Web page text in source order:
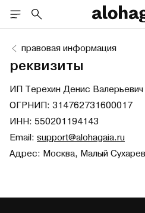
правовая информация
реквизиты
ИП Терехин Денис Валерьевич
ОГРНИП: 314762731600017
ИНН: 550201194143
Email: support@alohagaia.ru
Адрес: Москва, Малый